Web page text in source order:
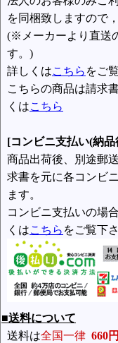
を同梱致しますので
(※メーカーより直送
す。)
詳しくはこちら をご
こちらの商品は請求
くはこちら
[コンビニ支払い(納
商品出荷後、別途郵
求書を元に各コンビ
ます。
コンビニ支払いの場
くはこちら をご覧下さ
■送料について
送料は全国一律 660円